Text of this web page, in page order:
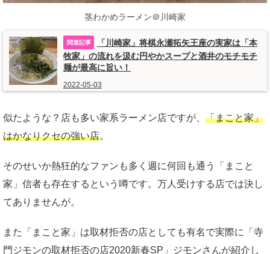
茎わかめラーメン＠川崎家
「川崎家」将棋永瀬拓矢王座の実家は「本
牧家」の流れを汲む円やかスープと酒井のモチモチ
麺が最高に旨い！
2022-05-03
似たような？店も多い家系ラーメン店ですが、 「まこと家」
はかなりクセの強い店。
そのせいか熱狂的なファンも多く週に何回も通う「まこと
家」信者も存在するという噂です。万人受けする店では決し
てありませんが。
また「まこと家」は取材拒否の店としても有名で実際に「寺
門ジモンの取材拒否の店2020新春SP」ジモンさんが紹介し